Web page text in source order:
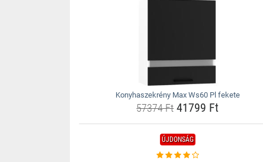
Konyhaszekrény Max Ws60 Pl fekete
57374 Ft41799 Ft
ÚJDONSÁG